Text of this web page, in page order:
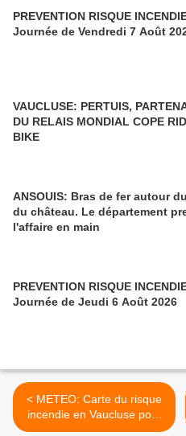
PREVENTION RISQUE
Journée de Vendredi 7 Août
VAUCLUSE: PERTUIS,
DU RELAIS MONDIAL COPE
BIKE
ANSOUIS: Bras de fer autour
du château. Le département
l'affaire en main
PREVENTION RISQUE
Journée de Jeudi 6 Août 2026
< METEO: Carte du risque
incendie en Vaucluse pour
la journée de vendredi 5